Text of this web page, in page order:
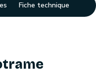
Fiche technique